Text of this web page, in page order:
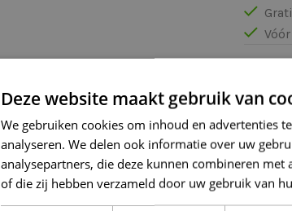
Deze website maakt gebruik van
We gebruiken cookies om inhoud en advertenties
analyseren. We delen ook informatie over uw
analysepartners, die deze kunnen combineren
of die zij hebben verzameld door uw gebruik van